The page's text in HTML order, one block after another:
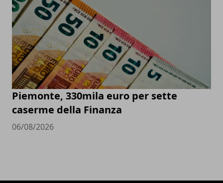
Piemonte, 330mila euro per sette
caserme della Finanza
06/08/2026